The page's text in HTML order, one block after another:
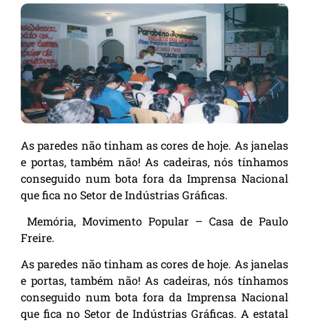
As paredes não tinham as cores de hoje. As janelas
e portas, também não! As cadeiras, nós tínhamos
conseguido num bota fora da Imprensa Nacional
que fica no Setor de Indústrias Gráficas.
Memória, Movimento Popular – Casa de Paulo
Freire.
As paredes não tinham as cores de hoje. As janelas
e portas, também não! As cadeiras, nós tínhamos
conseguido num bota fora da Imprensa Nacional
que fica no Setor de Indústrias Gráficas. A estatal